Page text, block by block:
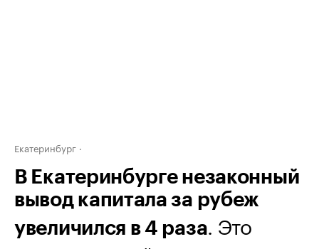
Екатеринбург
В Екатеринбурге незаконный
вывод капитала за рубеж
увеличился в 4 раза. Это